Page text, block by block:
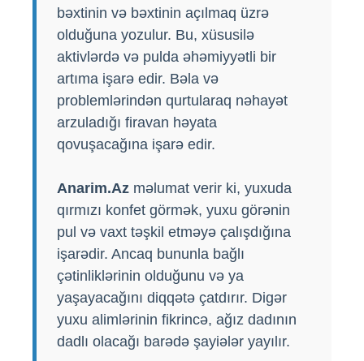
bəxtinin və bəxtinin açılmaq üzrə
olduğuna yozulur. Bu, xüsusilə
aktivlərdə və pulda əhəmiyyətli bir
artıma işarə edir. Bəla və
problemlərindən qurtularaq nəhayət
arzuladığı firavan həyata
qovuşacağına işarə edir.
Anarim.Az məlumat verir ki, yuxuda
qırmızı konfet görmək, yuxu görənin
pul və vaxt təşkil etməyə çalışdığına
işarədir. Ancaq bununla bağlı
çətinliklərinin olduğunu və ya
yaşayacağını diqqətə çatdırır. Digər
yuxu alimlərinin fikrincə, ağız dadının
dadlı olacağı barədə şayiələr yayılır.